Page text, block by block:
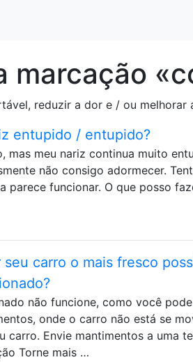
marcação
reduzir a dor e / ou melhorar
entupido / entupido?
mas meu nariz continua muito
não consigo adormecer.
parece funcionar. O que posso
carro o mais fresco
não funcione, como você
onde o carro não está se
carro. Envie mantimentos a uma
Torne mais …